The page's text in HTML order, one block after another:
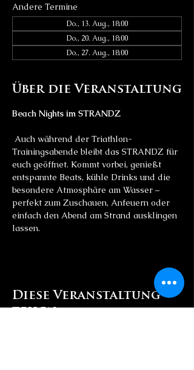
Andere Termine
Do., 13. Aug., 18:00
Do., 20. Aug., 18:00
Do., 27. Aug., 18:00
Über die Veranstaltung
Beach Nights im STRANDZ
Trainingsabende bleibt das STRANDZ für
euch geöffnet. Kommt vorbei, genießt
entspannte Beats, kühle Drinks und die
besondere Atmosphäre am Wasser –
perfekt zum Zuschauen, Anfeuern oder
einfach den Abend am Strand ausklingen
lassen.
Diese Veranstaltung